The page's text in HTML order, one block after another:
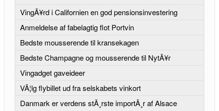
VingÃ¥rd i Californien en god pensionsinvestering
Anmeldelse af fabelagtig flot Portvin
Bedste mousserende til kransekagen
Bedste Champagne og mousserende til NytÃ¥r
Vingadget gaveideer
VÃ¦lg flybillet ud fra selskabets vinkort
Danmark er verdens stÃ¸rste importÃ¸r af Alsace